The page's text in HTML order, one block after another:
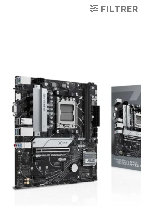
FILTRER